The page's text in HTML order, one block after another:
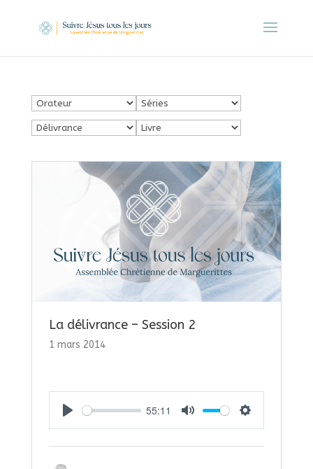
La délivrance – Session 2
1 mars 2014
55:11